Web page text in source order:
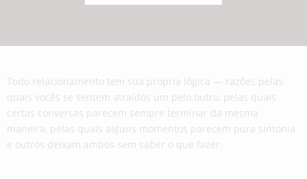
Todo relacionamento tem sua própria lógica — razões pelas
quais vocês se sentem atraídos um pelo outro, pelas quais
certas conversas parecem sempre terminar da mesma
maneira, pelas quais alguns momentos parecem pura sintonia
e outros deixam ambos sem saber o que fazer.